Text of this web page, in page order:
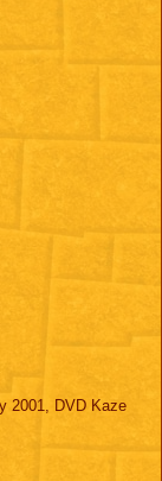
2001, DVD Kaze